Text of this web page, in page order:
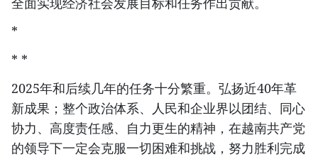
*
* *
2025年和后续几年的任务十分繁重。弘扬近40年革
新成果；整个政治体系、人民和企业界以团结、同心
协力、高度责任感、自力更生的精神，在越南共产党
的领导下一定会克服一切困难和挑战，努力胜利完成